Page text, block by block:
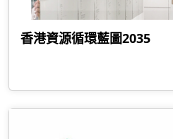
香港資源循環藍圖2035